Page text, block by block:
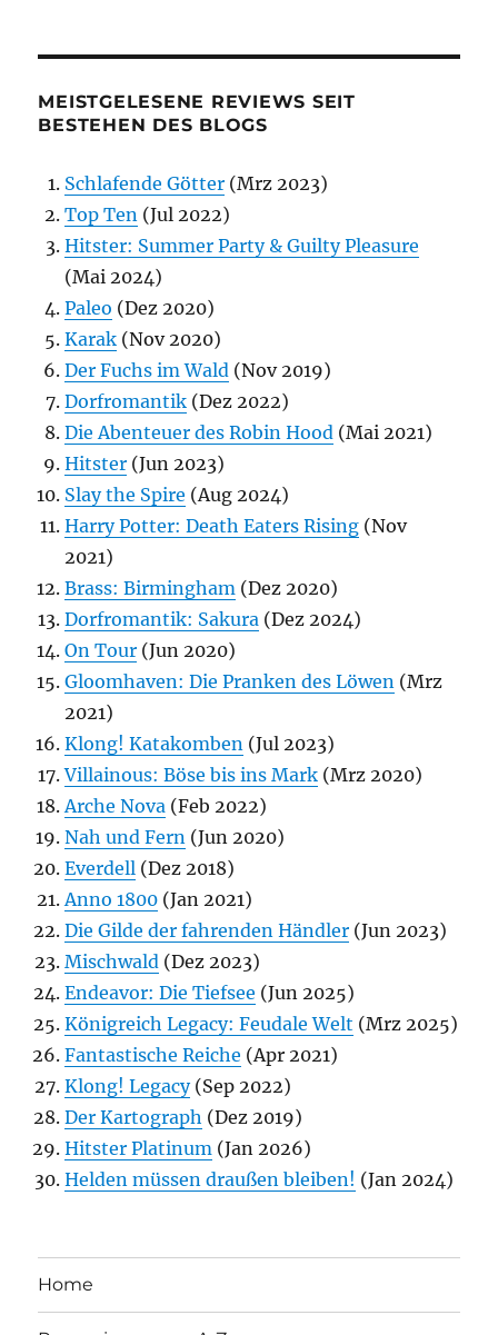
MEISTGELESENE REVIEWS SEIT
BESTEHEN DES BLOGS
Schlafende Götter (Mrz 2023)
Top Ten (Jul 2022)
Hitster: Summer Party & Guilty Pleasure
(Mai 2024)
Paleo (Dez 2020)
Karak (Nov 2020)
Der Fuchs im Wald (Nov 2019)
Dorfromantik (Dez 2022)
Die Abenteuer des Robin Hood (Mai 2021)
Hitster (Jun 2023)
Slay the Spire (Aug 2024)
Harry Potter: Death Eaters Rising (Nov
2021)
Brass: Birmingham (Dez 2020)
Dorfromantik: Sakura (Dez 2024)
On Tour (Jun 2020)
Gloomhaven: Die Pranken des Löwen (Mrz
2021)
Klong! Katakomben (Jul 2023)
Villainous: Böse bis ins Mark (Mrz 2020)
Arche Nova (Feb 2022)
Nah und Fern (Jun 2020)
Everdell (Dez 2018)
Anno 1800 (Jan 2021)
Die Gilde der fahrenden Händler (Jun 2023)
Mischwald (Dez 2023)
Endeavor: Die Tiefsee (Jun 2025)
Königreich Legacy: Feudale Welt (Mrz 2025)
Fantastische Reiche (Apr 2021)
Klong! Legacy(Sep 2022)
Der Kartograph (Dez 2019)
Hitster Platinum (Jan 2026)
Helden müssen draußen bleiben! (Jan 2024)
Home